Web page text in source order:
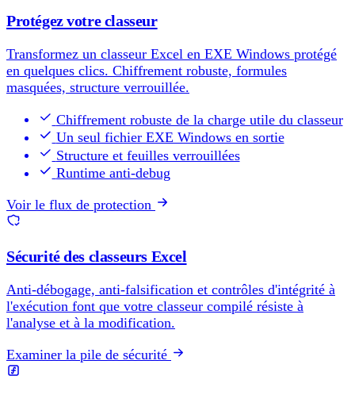
Protégez votre classeur
Transformez un classeur Excel en EXE Windows protégé
en quelques clics. Chiffrement robuste, formules
masquées, structure verrouillée.
Chiffrement robuste de la charge utile du classeur
Un seul fichier EXE Windows en sortie
Structure et feuilles verrouillées
Runtime anti-debug
Voir le flux de protection
Sécurité des classeurs Excel
Anti-débogage, anti-falsification et contrôles d'intégrité à
l'exécution font que votre classeur compilé résiste à
l'analyse et à la modification.
Examiner la pile de sécurité